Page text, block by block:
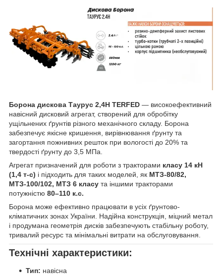
Борона дискова Таурус 2,4Н TERFED — високоефективний
навісний дисковий агрегат, створений для обробітку
ущільнених ґрунтів різного механічного складу. Борона
забезпечує якісне кришення, вирівнювання ґрунту та
загортання пожнивних решток при вологості до 20% та
твердості ґрунту до 3,5 МПа.
Агрегат призначений для роботи з тракторами класу 14 кН
(1,4 т-с) і підходить для таких моделей, як МТЗ-80/82,
МТЗ-100/102, МТЗ 6 класу та іншими тракторами
потужністю 80–110 к.с.
Борона може ефективно працювати в усіх ґрунтово-
кліматичних зонах України. Надійна конструкція, міцний метал
і продумана геометрія дисків забезпечують стабільну роботу,
тривалий ресурс та мінімальні витрати на обслуговування.
Технічні характеристики:
Тип: навісна